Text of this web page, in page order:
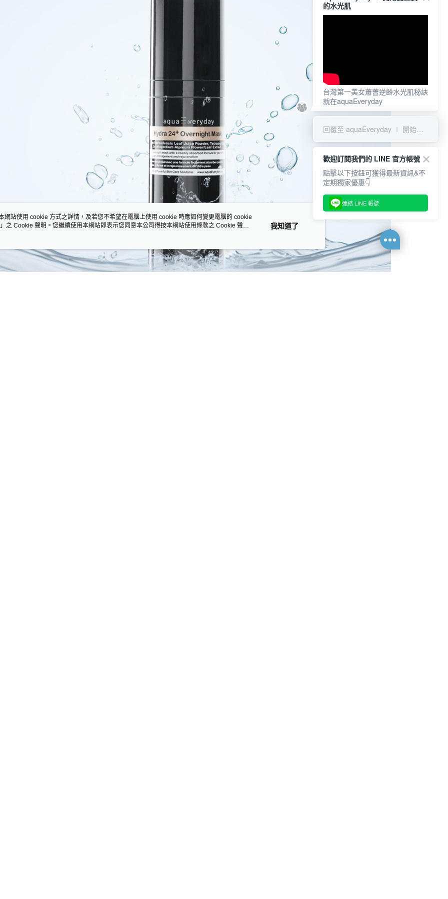
網站使用 cookie 方式之詳情，及若您不希望在電腦上使用 cookie 時應如何變更電腦的 cookie
」之 Cookie 聲明。您繼續使用本網站即表示您同意本公司得按本網站使用條款之 Cookie 聲明
我知道了
的水光肌
台灣第一美女蕭薔逆齡水光肌秘訣
就在aquaEveryday
回覆至 aquaEveryday ∣ 開始愛上我的水光肌
歡迎訂閱我們的 LINE 官方帳號
點擊以下按鈕可獲得最新資訊&不
定期獨家優惠👇
連結 LINE 帳號